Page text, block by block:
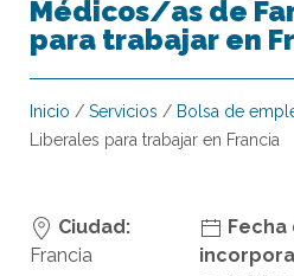
Médicos/as de
para trabajar en
Inicio / Servicios / Bolsa de
Liberales para trabajar en Francia
Ciudad:
Francia
Fecha